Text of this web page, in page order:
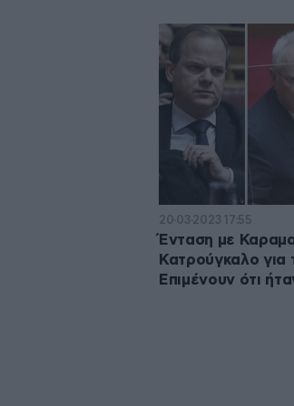
20·03·2023 17:55
Ένταση με
Κατρούγκαλο για
Επιμένουν ότι